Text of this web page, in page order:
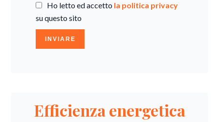
Ho letto ed accetto la politica privacy
su questo sito
INVIARE
Efficienza energetica